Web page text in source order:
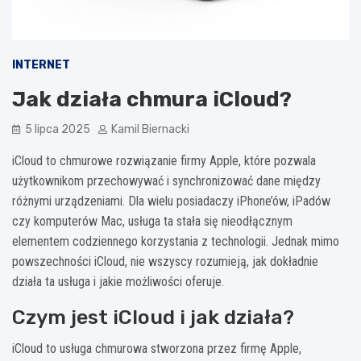
INTERNET
Jak działa chmura iCloud?
5 lipca 2025 Kamil Biernacki
iCloud to chmurowe rozwiązanie firmy Apple, które pozwala
użytkownikom przechowywać i synchronizować dane między
różnymi urządzeniami. Dla wielu posiadaczy iPhone’ów, iPadów
czy komputerów Mac, usługa ta stała się nieodłącznym
elementem codziennego korzystania z technologii. Jednak mimo
powszechności iCloud, nie wszyscy rozumieją, jak dokładnie
działa ta usługa i jakie możliwości oferuje.
Czym jest iCloud i jak działa?
iCloud to usługa chmurowa stworzona przez firmę Apple,